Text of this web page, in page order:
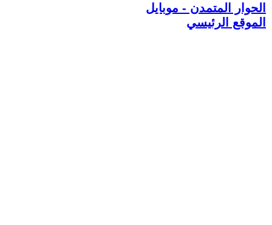
الحوار المتمدن - موبايل
الموقع الرئيسي